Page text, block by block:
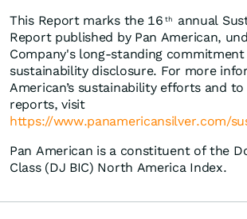
This Report marks the 16 th
annual
Report published by Pan American,
Company's long-standing
sustainability disclosure. For more
American’s sustainability efforts and to
reports, visit
https://www.panamericansilver.com/
Pan American is a constituent of the
Class (DJ BIC) North America Index.